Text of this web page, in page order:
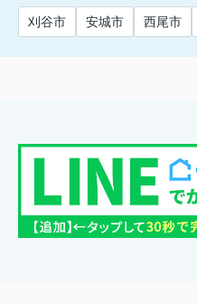
刈谷市 安城市 西尾市